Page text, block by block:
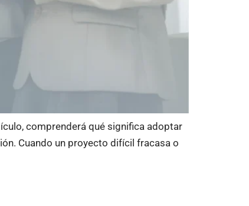
comprenderá qué significa adoptar
Cuando un proyecto difícil fracasa o